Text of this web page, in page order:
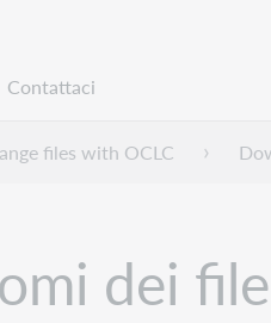
Contattaci
files with OCLC
dei file